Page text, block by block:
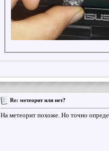
Re: метеорит или нет?
На метеорит похоже. Но точно